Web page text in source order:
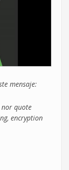
mensaje:
nor quote
encryption